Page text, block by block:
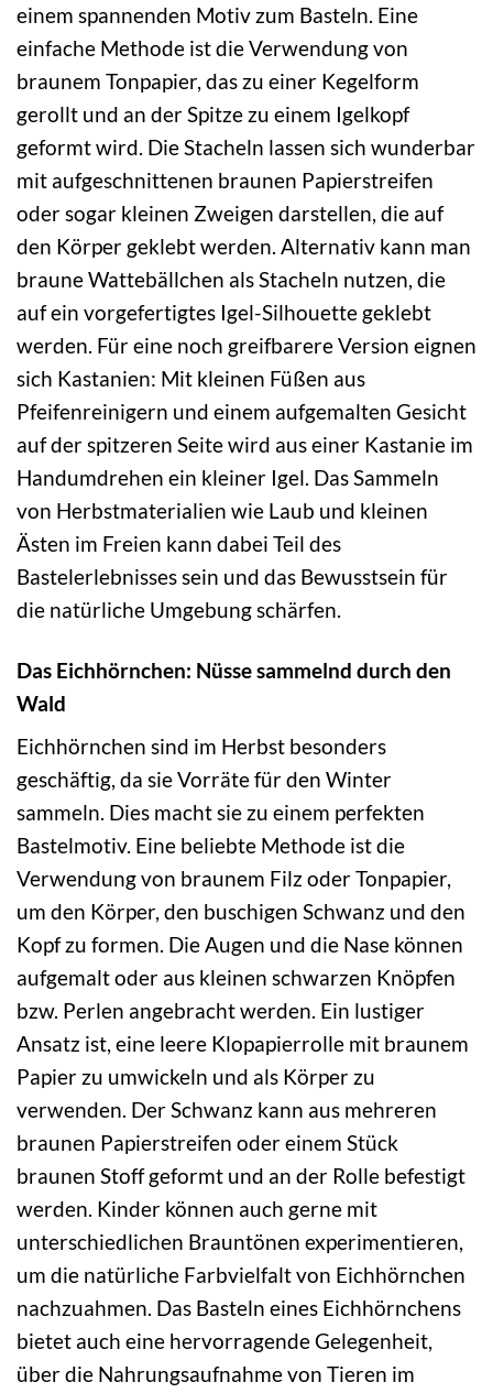
einem spannenden Motiv zum Basteln. Eine
einfache Methode ist die Verwendung von
braunem Tonpapier, das zu einer Kegelform
gerollt und an der Spitze zu einem Igelkopf
geformt wird. Die Stacheln lassen sich wunderbar
mit aufgeschnittenen braunen Papierstreifen
oder sogar kleinen Zweigen darstellen, die auf
den Körper geklebt werden. Alternativ kann man
braune Wattebällchen als Stacheln nutzen, die
auf ein vorgefertigtes Igel-Silhouette geklebt
werden. Für eine noch greifbarere Version eignen
sich Kastanien: Mit kleinen Füßen aus
Pfeifenreinigern und einem aufgemalten Gesicht
auf der spitzeren Seite wird aus einer Kastanie im
Handumdrehen ein kleiner Igel. Das Sammeln
von Herbstmaterialien wie Laub und kleinen
Ästen im Freien kann dabei Teil des
Bastelerlebnisses sein und das Bewusstsein für
die natürliche Umgebung schärfen.
Das Eichhörnchen: Nüsse sammelnd durch den
Wald
Eichhörnchen sind im Herbst besonders
geschäftig, da sie Vorräte für den Winter
sammeln. Dies macht sie zu einem perfekten
Bastelmotiv. Eine beliebte Methode ist die
Verwendung von braunem Filz oder Tonpapier,
um den Körper, den buschigen Schwanz und den
Kopf zu formen. Die Augen und die Nase können
aufgemalt oder aus kleinen schwarzen Knöpfen
bzw. Perlen angebracht werden. Ein lustiger
Ansatz ist, eine leere Klopapierrolle mit braunem
Papier zu umwickeln und als Körper zu
verwenden. Der Schwanz kann aus mehreren
braunen Papierstreifen oder einem Stück
braunen Stoff geformt und an der Rolle befestigt
werden. Kinder können auch gerne mit
unterschiedlichen Brauntönen experimentieren,
um die natürliche Farbvielfalt von Eichhörnchen
nachzuahmen. Das Basteln eines Eichhörnchens
bietet auch eine hervorragende Gelegenheit,
über die Nahrungsaufnahme von Tieren im